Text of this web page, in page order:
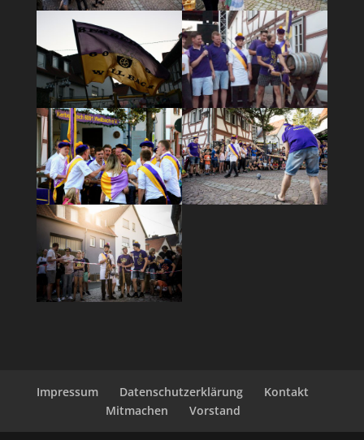
Impressum Datenschutzerklärung
Kontakt
Mitmachen
Vorstand